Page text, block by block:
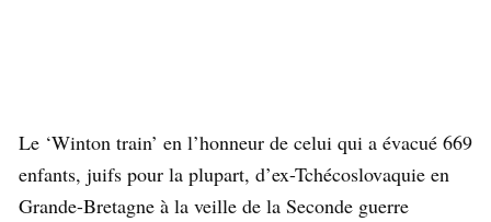
Le ‘Winton train’ en l’honneur de celui qui a évacué 669
enfants, juifs pour la plupart, d’ex-Tchécoslovaquie en
Grande-Bretagne à la veille de la Seconde guerre